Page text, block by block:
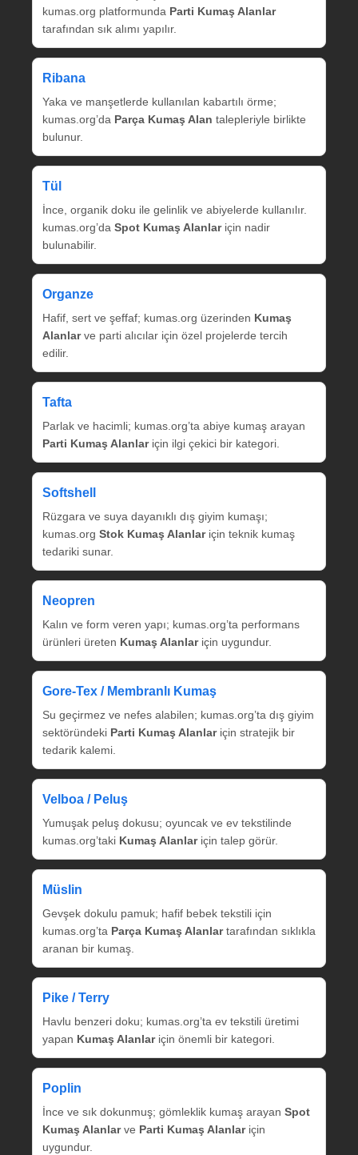
kumas.org platformunda Parti Kumaş Alanlar
tarafından sık alımı yapılır.
Ribana
Yaka ve manşetlerde kullanılan kabartılı örme;
kumas.org’da Parça Kumaş Alan talepleriyle birlikte
bulunur.
Tül
İnce, organik doku ile gelinlik ve abiyelerde kullanılır.
kumas.org’da Spot Kumaş Alanlariçin nadir
bulunabilir.
Organze
Hafif, sert ve şeffaf; kumas.org üzerinden Kumaş
Alanlarve parti alıcılar için özel projelerde tercih
edilir.
Tafta
Parlak ve hacimli; kumas.org’ta abiye kumaş arayan
Parti Kumaş Alanlariçin ilgi çekici bir kategori.
Softshell
Rüzgara ve suya dayanıklı dış giyim kumaşı;
kumas.org Stok Kumaş Alanlariçin teknik kumaş
tedariki sunar.
Neopren
Kalın ve form veren yapı; kumas.org’ta performans
ürünleri üreten Kumaş Alanlariçin uygundur.
Gore‑Tex / Membranlı Kumaş
Su geçirmez ve nefes alabilen; kumas.org’ta dış giyim
sektöründeki Parti Kumaş Alanlariçin stratejik bir
tedarik kalemi.
Velboa / Peluş
Yumuşak peluş dokusu; oyuncak ve ev tekstilinde
kumas.org’taki Kumaş Alanlariçin talep görür.
Müslin
Gevşek dokulu pamuk; hafif bebek tekstili için
kumas.org’ta Parça Kumaş Alanlartarafından sıklıkla
aranan bir kumaş.
Pike / Terry
Havlu benzeri doku; kumas.org’ta ev tekstili üretimi
yapan Kumaş Alanlariçin önemli bir kategori.
Poplin
İnce ve sık dokunmuş; gömleklik kumaş arayan Spot
Kumaş Alanlarve Parti Kumaş Alanlariçin
uygundur.